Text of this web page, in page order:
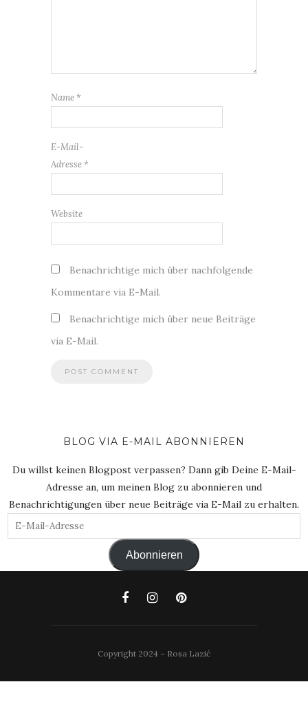
Name *
E-Mail-
Adresse *
Website
Benachrichtige mich über nachfolgende
Kommentare via E-Mail.
Benachrichtige mich über neue Beiträge
via E-Mail.
BLOG VIA E-MAIL ABONNIEREN
Du willst keinen Blogpost verpassen? Dann gib Deine E-Mail-
Adresse an, um meinen Blog zu abonnieren und
Benachrichtigungen über neue Beiträge via E-Mail zu erhalten.
E-
Mail-
Abonnieren
Copyright 2024 – Rosa Lazić